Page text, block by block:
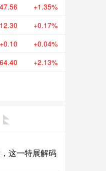
+1.35%
+0.17%
+0.10 +0.04%
+2.13%
这一特展解码